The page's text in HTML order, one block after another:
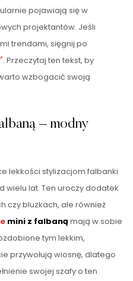
pojawiają się w
projektantów. Jeśli
trendami, sięgnij po
. Przeczytaj ten tekst, by
wzbogacić swoją
– modny
lekkości stylizacjom falbanki
wielu lat. Ten uroczy dodatek
czy bluzkach, ale również
mini z falbaną mają w sobie
tym lekkim,
przywołują wiosnę, dlatego
swojej szafy o ten